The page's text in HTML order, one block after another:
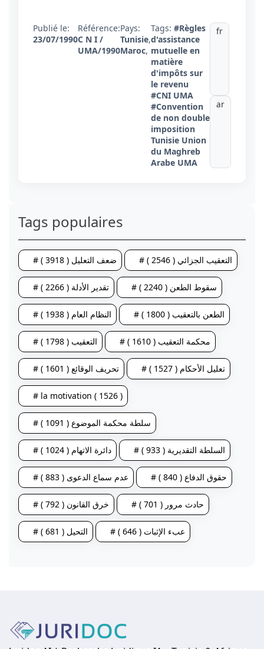
Publié le:
23/07/1990
Référence:
C N I /
UMA/1990
Pays:
Tunisie,
Maroc,
Tags: #Règles
d'assistance
mutuelle en
matière
d'impôts sur
le revenu
#CNI UMA
#Convention
de non double
imposition
Tunisie Union
du Maghreb
Arabe UMA
fr
ar
Tags populaires
# ضعف التعليل ( 3918 ) # التعقيب الجزائي ( 2546 )
# تقدير الأدلة ( 2266 ) # سقوط الطعن ( 2240 )
# النظام العام ( 1938 ) # الطعن بالتعقيب ( 1800 )
# التعقيب ( 1798 ) # محكمة التعقيب ( 1610 )
# تحريف الوقائع ( 1601 ) # تعليل الأحكام ( 1527 )
# la motivation ( 1526 )
# سلطة محكمة الموضوع ( 1091 )
# دائرة الاتهام ( 1024 ) # السلطة التقديرية ( 933 )
# عدم سماع الدعوى ( 883 ) # حقوق الدفاع ( 840 )
# خرق القانون ( 792 ) # حادث مرور ( 701 )
# التحيل ( 681 ) # عبء الإثبات ( 646 )